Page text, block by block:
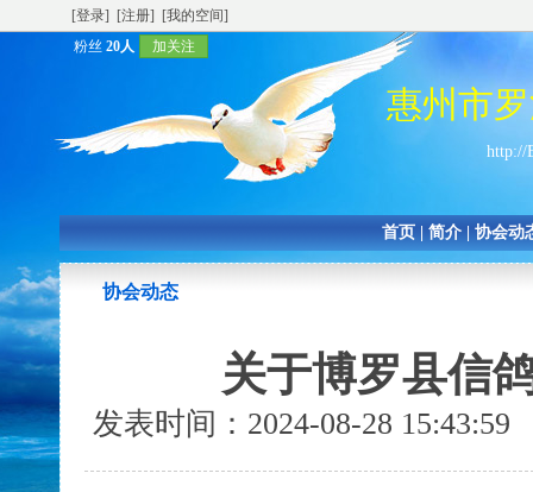
[登录] [注册]
[我的空间]
粉丝 20人 加关注
惠州市
http://
首页 简介 协会动
协会动态
关于博罗县信
发表时间：2024-08-28